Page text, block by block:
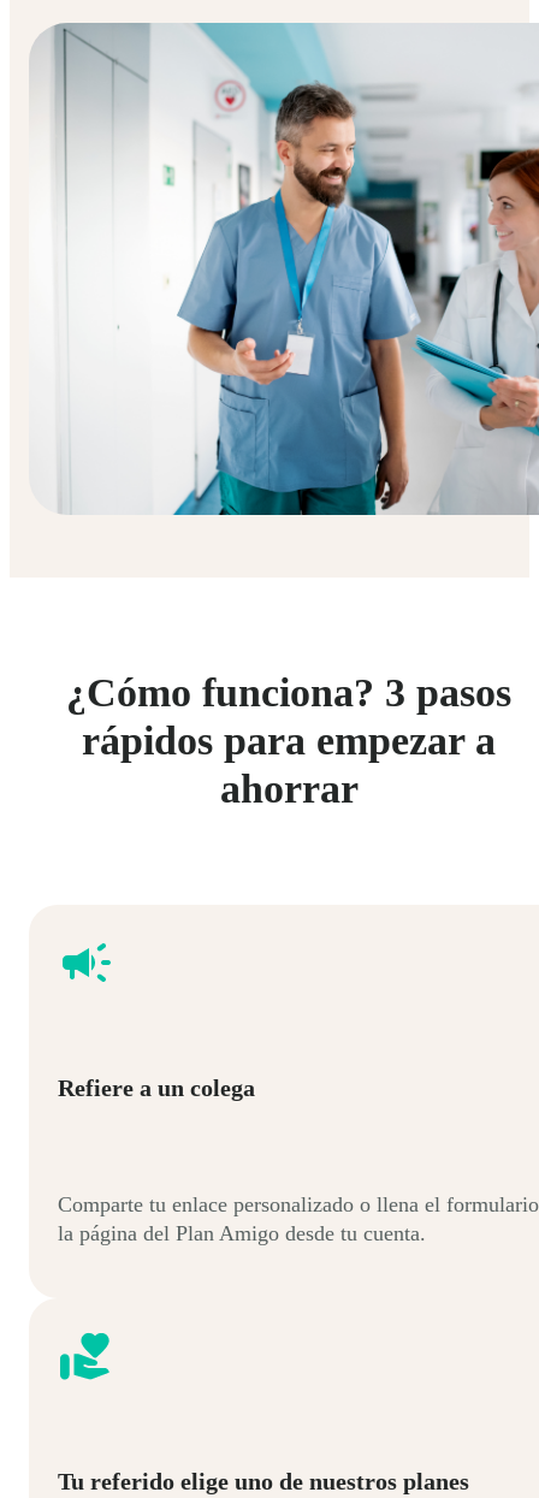
¿Cómo funciona? 3 pasos
rápidos para empezar a
ahorrar
Refiere a un colega
Comparte tu enlace personalizado o llena el
la página del Plan Amigo desde tu cuenta.
Tu referido elige uno de nuestros planes